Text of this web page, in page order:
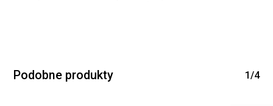
Podobne produkty 1/4